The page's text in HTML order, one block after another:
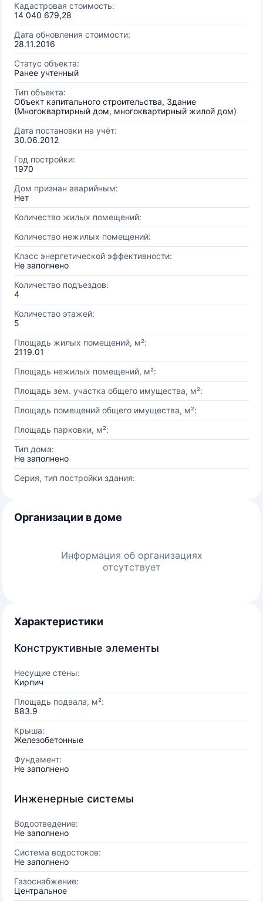
Кадастровая стоимость:
14 040 679,28
Дата обновления стоимости:
28.11.2016
Статус объекта:
Ранее учтенный
Тип объекта:
Объект капитального строительства, Здание
(Многоквартирный дом, многоквартирный жилой дом)
Дата постановки на учёт:
30.06.2012
Год постройки:
1970
Дом признан аварийным:
Нет
Количество жилых помещений:
Количество нежилых помещений:
Класс энергетической эффективности:
Не заполнено
Количество подъездов:
4
Количество этажей:
5
Площадь жилых помещений, м²:
2119.01
Площадь нежилых помещений, м²:
Площадь зем. участка общего имущества, м²:
Площадь помещений общего имущества, м²:
Площадь парковки, м²:
Тип дома:
Не заполнено
Серия, тип постройки здания:
Организации в доме
Информация об организациях
отсутствует
Характеристики
Конструктивные элементы
Несущие стены:
Кирпич
Площадь подвала, м²:
883.9
Крыша:
Железобетонные
Фундамент:
Не заполнено
Инженерные системы
Водоотведение:
Не заполнено
Система водостоков:
Не заполнено
Газоснабжение:
Центральное